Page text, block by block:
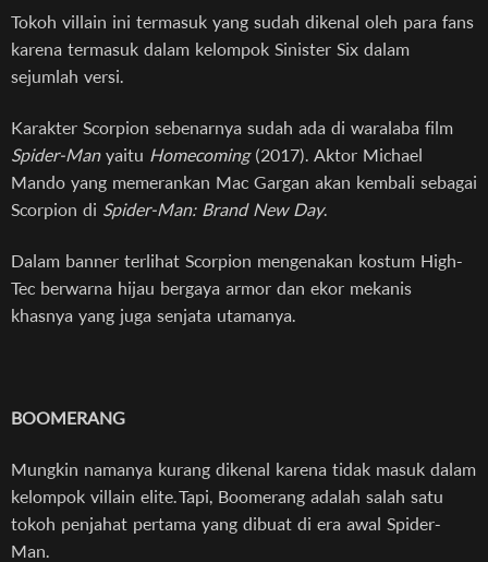
Tokoh villain ini termasuk yang sudah dikenal oleh para fans
karena termasuk dalam kelompok Sinister Six dalam
sejumlah versi.
Karakter Scorpion sebenarnya sudah ada di waralaba film
Spider-Manyaitu Homecoming(2017). Aktor Michael
Mando yang memerankan Mac Gargan akan kembali sebagai
Scorpion di Spider-Man: Brand New Day.
Dalam banner terlihat Scorpion mengenakan kostum High-
Tec berwarna hijau bergaya armor dan ekor mekanis
khasnya yang juga senjata utamanya.
BOOMERANG
Mungkin namanya kurang dikenal karena tidak masuk dalam
kelompok villain elite. Tapi, Boomerang adalah salah satu
tokoh penjahat pertama yang dibuat di era awal Spider-
Man.